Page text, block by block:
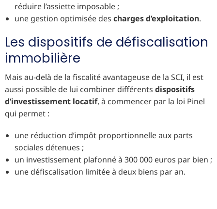
réduire l’assiette imposable ;
une gestion optimisée des charges d’exploitation.
Les dispositifs de défiscalisation
immobilière
Mais au-delà de la fiscalité avantageuse de la SCI, il est
aussi possible de lui combiner différents dispositifs
d’investissement locatif, à commencer par la loi Pinel
qui permet :
une réduction d’impôt proportionnelle aux parts
sociales détenues ;
un investissement plafonné à 300 000 euros par bien ;
une défiscalisation limitée à deux biens par an.